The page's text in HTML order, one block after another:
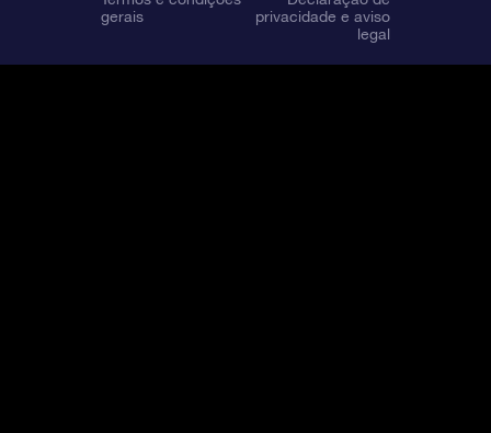
gerais
privacidade e aviso
legal